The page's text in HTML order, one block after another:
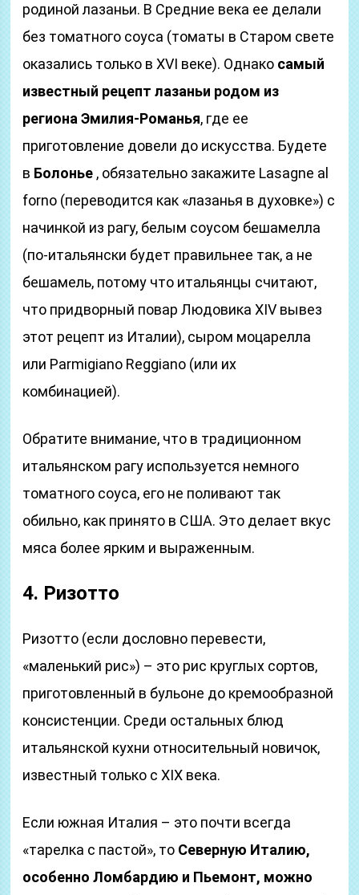
родиной лазаньи. В Средние века ее делали
без томатного соуса (томаты в Старом свете
оказались только в XVI веке). Однако самый
известный рецепт лазаньи родом из
региона Эмилия-Романья, где ее
приготовление довели до искусства. Будете
в Болонье , обязательно закажите Lasagne al
forno (переводится как «лазанья в духовке») с
начинкой из рагу, белым соусом бешамелла
(по-итальянски будет правильнее так, а не
бешамель, потому что итальянцы считают,
что придворный повар Людовика XIV вывез
этот рецепт из Италии), сыром моцарелла
или Parmigiano Reggiano (или их
комбинацией).
Обратите внимание, что в традиционном
итальянском рагу используется немного
томатного соуса, его не поливают так
обильно, как принято в США. Это делает вкус
мяса более ярким и выраженным.
4. Ризотто
Ризотто (если дословно перевести,
«маленький рис») – это рис круглых сортов,
приготовленный в бульоне до кремообразной
консистенции. Среди остальных блюд
итальянской кухни относительный новичок,
известный только с XIX века.
Если южная Италия – это почти всегда
«тарелка с пастой», то Северную Италию,
особенно Ломбардию и Пьемонт, можно